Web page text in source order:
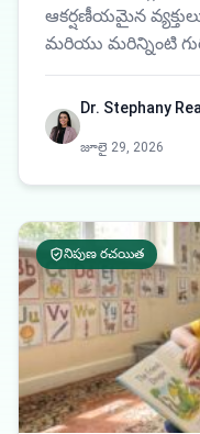
ఆకర్షణీయమైన
మరియు మరిన్నింటి
Dr. Stephany Rea
జూలై 29, 2026
నిపుణ రచయిత